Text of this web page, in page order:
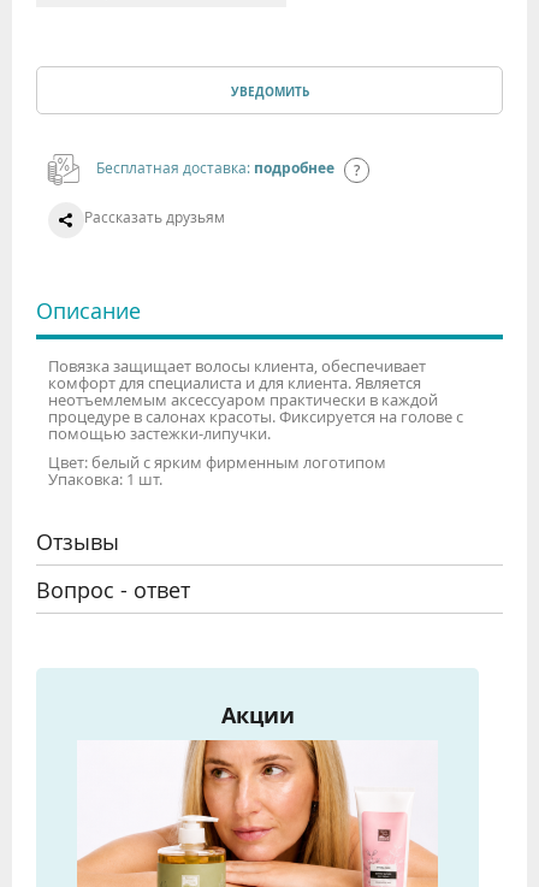
УВЕДОМИТЬ
Бесплатная доставка: подробнее
Рассказать друзьям
Описание
Повязка защищает волосы клиента, обеспечивает
комфорт для специалиста и для клиента. Является
неотъемлемым аксессуаром практически в каждой
процедуре в салонах красоты. Фиксируется на голове с
помощью застежки-липучки.
Цвет: белый с ярким фирменным логотипом
Упаковка: 1 шт.
Отзывы
Вопрос - ответ
Акции